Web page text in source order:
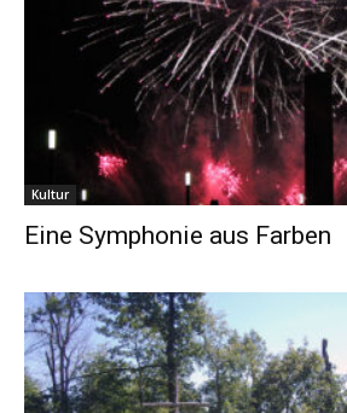
Kultur
Eine Symphonie aus Farben